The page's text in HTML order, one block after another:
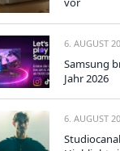
6. AUGUST
Samsung
Jahr 2026
6. AUGUST